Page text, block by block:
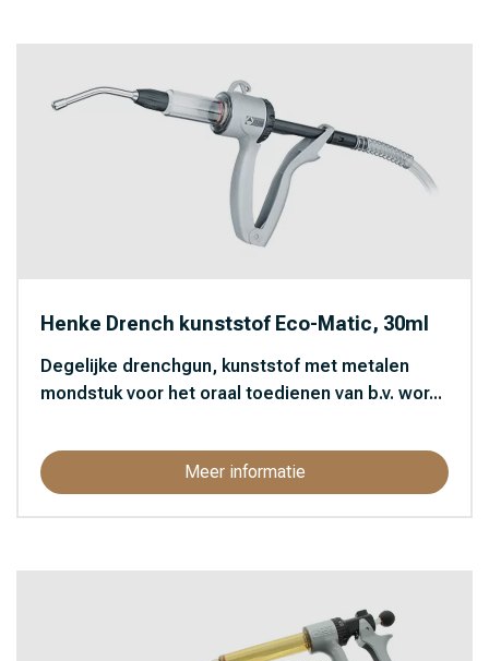
Henke Drench kunststof Eco-Matic, 30ml
Degelijke drenchgun, kunststof met metalen
mondstuk voor het oraal toedienen van b.v. wor...
Meer informatie